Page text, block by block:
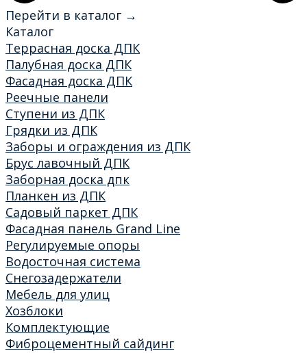
Перейти в каталог →
Каталог
Террасная доска ДПК
Палубная доска ДПК
Фасадная доска ДПК
Реечные панели
Ступени из ДПК
Грядки из ДПК
Заборы и ограждения из ДПК
Брус лавочный ДПК
Заборная доска дпк
Планкен из ДПК
Садовый паркет ДПК
Фасадная панель Grand Line
Регулируемые опоры
Водосточная система
Снегозадержатели
Мебель для улиц
Хозблоки
Комплектующие
Фиброцементный сайдинг